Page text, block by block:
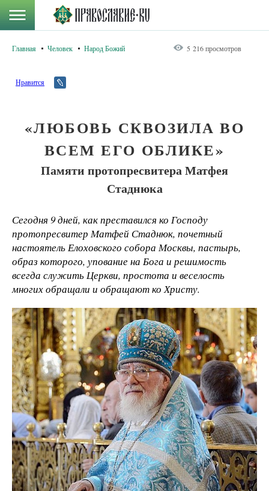
Главная Человек Народ Божий 5 216 просмотров
Нравится
«ЛЮБОВЬ СКВОЗИЛА ВО
ВСЕМ ЕГО ОБЛИКЕ»
Памяти протопресвитера Матфея
Стаднюка
Сегодня 9 дней, как преставился ко Господу
протопресвитер Матфей Стаднюк, почетный
настоятель Елоховского собора Москвы, пастырь,
образ которого, упование на Бога и решимость
всегда служить Церкви, простота и веселость
многих обращали и обращают ко Христу.